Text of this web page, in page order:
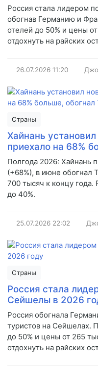
Россия стала лидером
обогнав Германию и
отелей до 50% и цены
отдохнуть на райских
26.07.2026 11:20
Страны
Хайнань
приехало на 68%
Полгода 2026: Хайнань
(+68%), в июне обогнал
700 тысяч к концу
до 40%.
25.07.2026 22:02
Страны
Россия стала
Сейшелы в 2026
Россия обогнала
туристов на Сейшелах.
до 50% и цены от 265
отдохнуть на райских